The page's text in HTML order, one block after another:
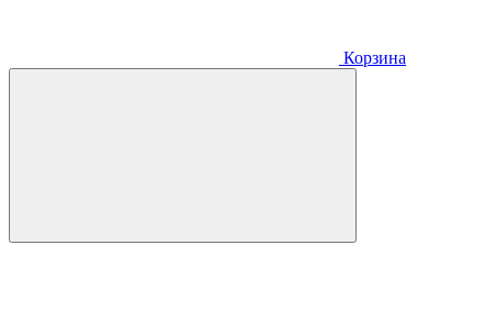
Корзина